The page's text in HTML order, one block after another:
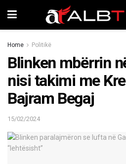
Home Politikë
Blinken mbërrin
nisi takimi me
Bajram Begaj
15/02/2024